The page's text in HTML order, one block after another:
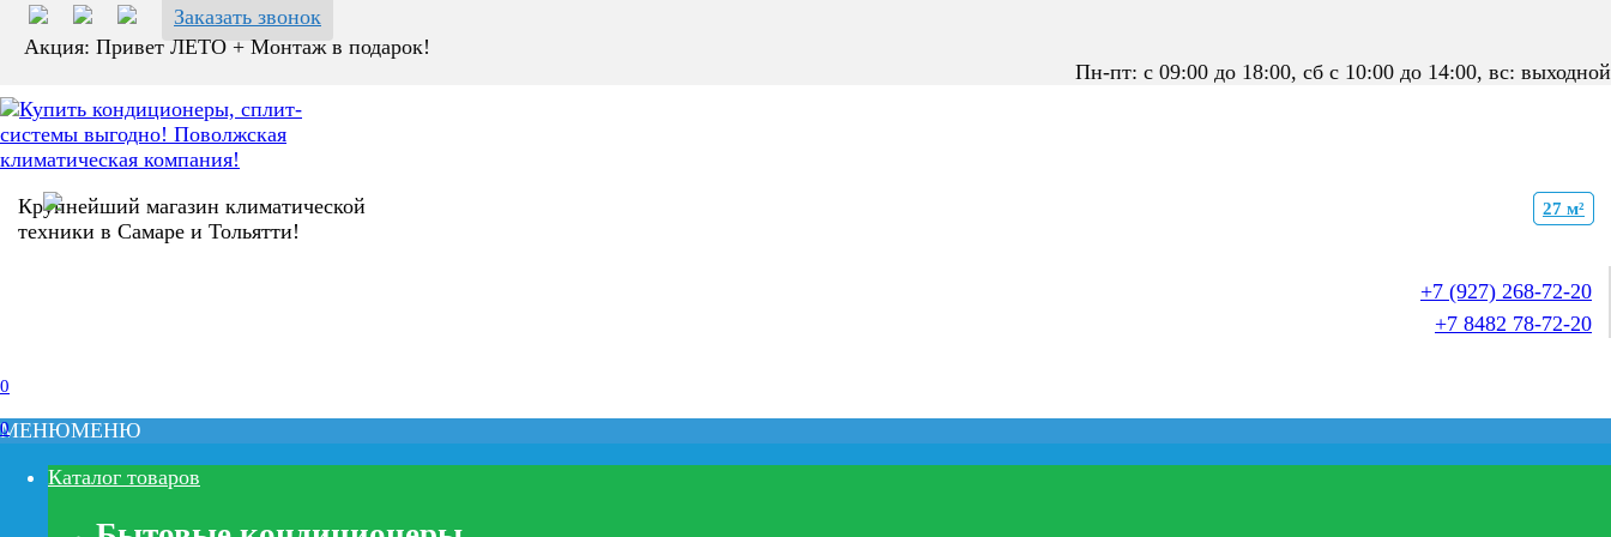
Перейти
содержанию
Заказать звонок
Акция: Привет ЛЕТО + Монтаж в подарок!
Пн-пт: с 09:00 до 18:00, сб с 10:00 до 14:00, вс: выходной
Крупнейший магазин климатической
техники в Самаре и Тольятти!
+7 (927) 268-72-20
+7 8482 78-72-20
0
0
МЕНЮМЕНЮ
Каталог товаров
21 м²
35 м²
27 м²